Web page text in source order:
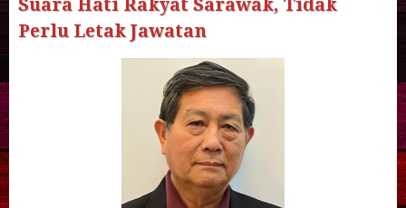
Suara Hati Rakyat Sarawak, Tidak
Perlu Letak Jawatan